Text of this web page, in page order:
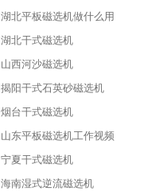
湖北平板磁选机做什么用
湖北干式磁选机
山西河沙磁选机
揭阳干式石英砂磁选机
烟台干式磁选机
山东平板磁选机工作视频
宁夏干式磁选机
海南湿式逆流磁选机